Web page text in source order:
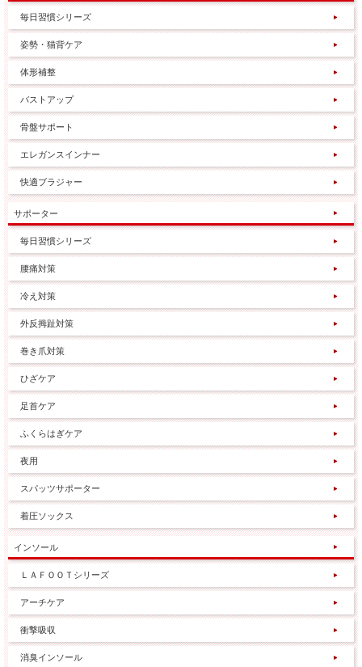
毎日習慣シリーズ
姿勢・猫背ケア
体形補整
バストアップ
骨盤サポート
エレガンスインナー
快適ブラジャー
サポーター
毎日習慣シリーズ
腰痛対策
冷え対策
外反拇趾対策
巻き爪対策
ひざケア
足首ケア
ふくらはぎケア
夜用
スパッツサポーター
着圧ソックス
インソール
ＬＡＦＯＯＴシリーズ
アーチケア
衝撃吸収
消臭インソール